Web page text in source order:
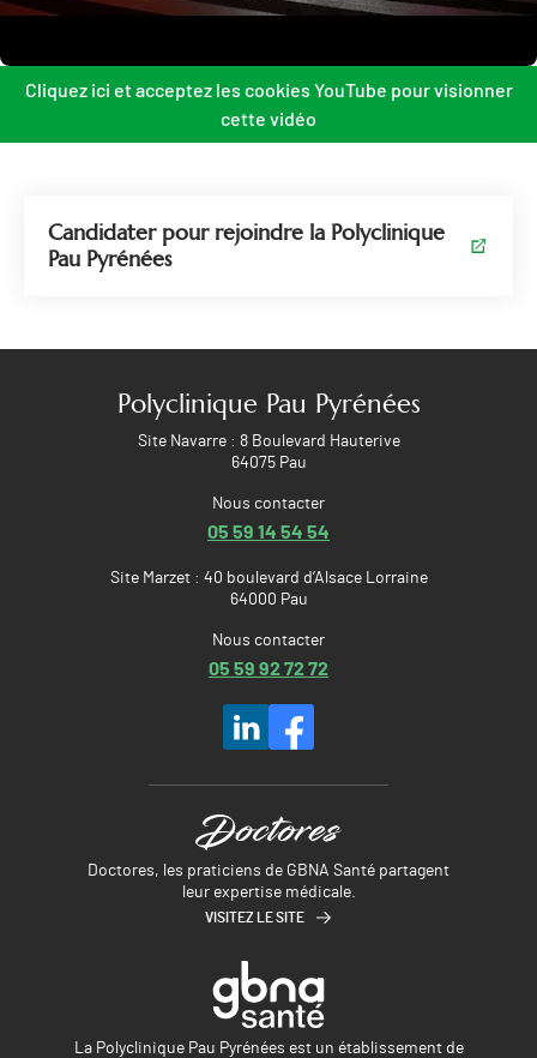
Cliquez ici et acceptez les cookies YouTube pour visionner
cette vidéo
Candidater pour rejoindre la Polyclinique
Pau Pyrénées
Polyclinique Pau Pyrénées
Site Navarre : 8 Boulevard Hauterive
64075 Pau
Nous contacter
05 59 14 54 54
Site Marzet : 40 boulevard d’Alsace Lorraine
64000 Pau
Nous contacter
05 59 92 72 72
Doctores, les praticiens de GBNA Santé partagent
leur expertise médicale.
VISITEZ LE SITE
La Polyclinique Pau Pyrénées est un établissement de